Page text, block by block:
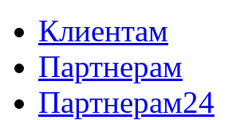
Клиентам
Партнерам
Партнерам24